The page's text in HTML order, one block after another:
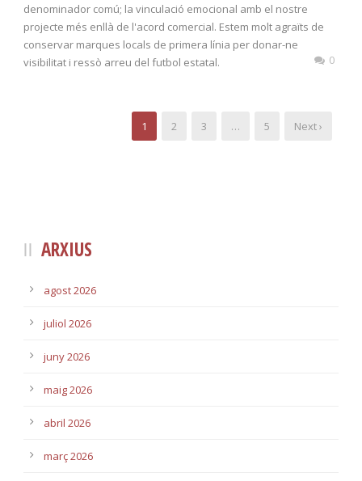
denominador comú; la vinculació emocional amb el nostre
projecte més enllà de l'acord comercial. Estem molt agraïts de
conservar marques locals de primera línia per donar-ne
visibilitat i ressò arreu del futbol estatal.
0
1 2 3 … 5 Next ›
ARXIUS
agost 2026
juliol 2026
juny 2026
maig 2026
abril 2026
març 2026